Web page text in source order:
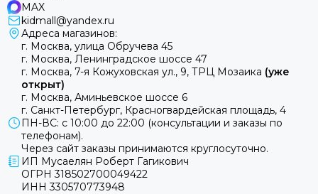
MAX
kidmall@yandex.ru
Адреса магазинов:
г. Москва, улица Обручева 45
г. Москва, Ленинградское шоссе 47
г. Москва, 7-я Кожуховская ул., 9, ТРЦ Мозаика (уже
открыт)
г. Москва, Аминьевское шоссе 6
г. Санкт-Петербург, Красногвардейская площадь, 4
ПН-ВС: с 10:00 до 22:00 (консультации и заказы по
телефонам).
Через сайт заказы принимаются круглосуточно.
ИП Мусаелян Роберт Гагикович
ОГРН 318502700049422
ИНН 330570773948